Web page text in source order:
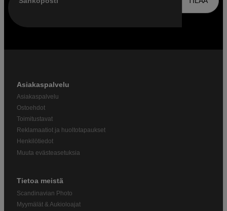
Asiakaspalvelu
Asiakaspalvelu
Ostoehdot
Toimitustavat
Reklamaatiot ja huoltotapaukset
Henkilötiedot
Muuta evästeasetuksia
Tietoa meistä
Scandinavian Photo
Myymälät & Aukioloajat